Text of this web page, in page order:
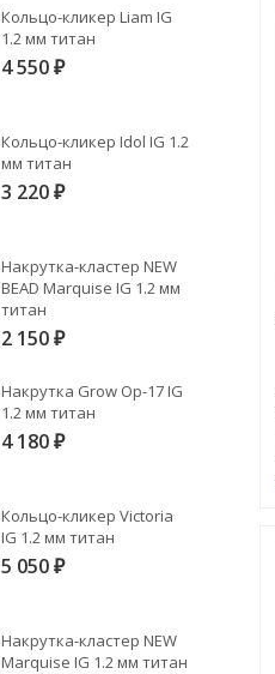
Кольцо-кликер Liam IG
1.2 мм титан
4 550 ₽
Кольцо-кликер Idol IG 1.2
мм титан
3 220 ₽
Накрутка-кластер NEW
BEAD Marquise IG 1.2 мм
титан
2 150 ₽
Накрутка Grow Op-17 IG
1.2 мм титан
4 180 ₽
Кольцо-кликер Victoria
IG 1.2 мм титан
5 050 ₽
Накрутка-кластер NEW
Marquise IG 1.2 мм титан